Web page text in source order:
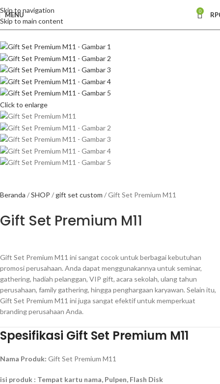
Skip to navigation
Skip to main content
MENU 0 RP
Click to enlarge
Beranda SHOP gift set custom Gift Set Premium M11
Gift Set Premium M11
Gift Set Premium M11 ini sangat cocok untuk berbagai kebutuhan
promosi perusahaan. Anda dapat menggunakannya untuk seminar,
gathering, hadiah pelanggan, VIP gift, acara sekolah, ulang tahun
perusahaan, family gathering, hingga penghargaan karyawan. Selain itu,
Gift Set Premium M11 ini juga sangat efektif untuk memperkuat
branding perusahaan Anda.
Spesifikasi Gift Set Premium M11
Nama Produk: Gift Set Premium M11
isi produk : Tempat kartu nama, Pulpen, Flash Disk